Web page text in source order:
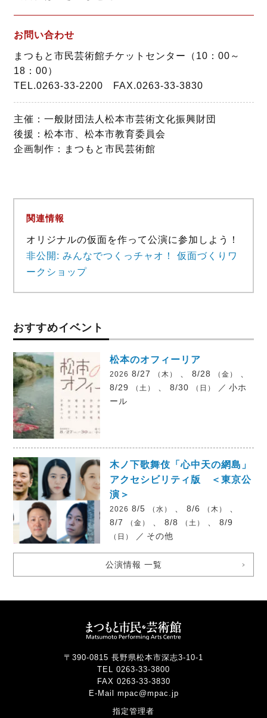
お問い合わせ
まつもと市民芸術館チケットセンター（10：00～
18：00）
TEL.0263-33-2200 FAX.0263-33-3830
主催：一般財団法人松本市芸術文化振興財団
後援：松本市、松本市教育委員会
企画制作：まつもと市民芸術館
関連情報
オリジナルの仮面を作って公演に参加しよう！
非公開: みんなでつくっチャオ！ 仮面づくりワ
ークショップ
おすすめイベント
松本のオフィーリア
2026 8/27 （木） 、 8/28 （金）
8/29
（土） 、 8/30 （日） ／ 小ホ
ール
木ノ下歌舞伎「心中天の網島」
アクセシビリティ版 ＜東京公
演＞
2026 8/5 （水） 、 8/6 （木）
8/7
（金） 、 8/8 （土） 、 8/9
（日） ／ その他
公演情報 一覧
〒390-0815 長野県松本市深志3-10-1
TEL 0263-33-3800
FAX 0263-33-3830
E-Mail mpac@mpac.jp
指定管理者